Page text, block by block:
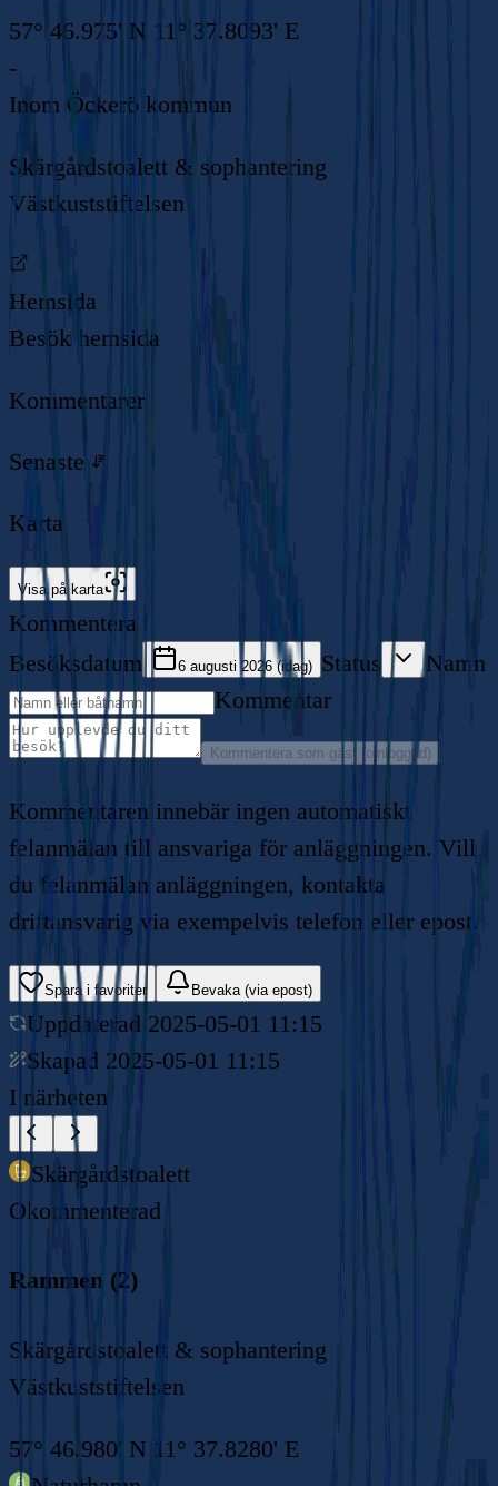
57° 46.975' N 11° 37.8093' E
-
Inom Öckerö kommun
Skärgårdstoalett & sophantering
Västkuststiftelsen
Hemsida
Besök hemsida
Kommentarer
Senaste
Karta
Visa på karta
Kommentera
Besöksdatum
6 augusti 2026 (idag) Status
Namn
Kommentar
Kommentera som gäst (oinloggad)
Kommentaren innebär ingen automatiskt
felanmälan till ansvariga för anläggningen. Vill
du felanmälan anläggningen, kontakta
driftansvarig via exempelvis telefon eller epost.
Spara i favoriter Bevaka (via epost)
Uppdaterad 2025-05-01 11:15
Skapad 2025-05-01 11:15
I närheten
Skärgårdstoalett
Okommenterad
Rammen (2)
Skärgårdstoalett & sophantering
Västkuststiftelsen
57° 46.980' N 11° 37.8280' E